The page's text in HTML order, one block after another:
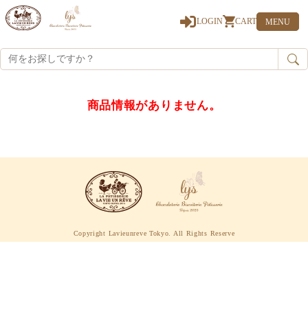
LOGIN CART
MENU
商品情報がありません。
Copyright Lavieunreve Tokyo. All Rights Reserve